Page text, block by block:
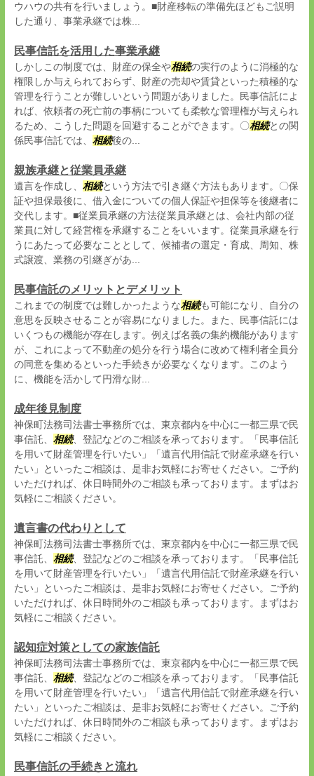
ウハウの共有を行いましょう。■財産移転の準備先ほどもご説明
した通り、事業承継では株...
民事信託を活用した事業承継
しかしこの制度では、財産の保全や相続の実行のように消極的な
権限しか与えられておらず、財産の売却や賃貸といった積極的な
管理を行うことが難しいという問題がありました。民事信託によ
れば、依頼者の死亡前の事柄についても柔軟な管理権が与えられ
るため、こうした問題を回避することができます。〇相続との関
係民事信託では、 相続後の...
親族承継と従業員承継
遺言を作成し、 相続という方法で引き継ぐ方法もあります。〇保
証や担保最後に、借入金についての個人保証や担保等を後継者に
交代します。■従業員承継の方法従業員承継とは、会社内部の従
業員に対して経営権を承継することをいいます。従業員承継を行
うにあたって必要なこととして、候補者の選定・育成、周知、株
式譲渡、業務の引継ぎがあ...
民事信託のメリットとデメリット
これまでの制度では難しかったような相続も可能になり、自分の
意思を反映させることが容易になりました。また、民事信託には
いくつもの機能が存在します。例えば名義の集約機能があります
が、これによって不動産の処分を行う場合に改めて権利者全員分
の同意を集めるといった手続きが必要なくなります。このよう
に、機能を活かして円滑な財...
成年後見制度
神保町法務司法書士事務所では、東京都内を中心に一都三県で民
事信託、 相続、登記などのご相談を承っております。「民事信託
を用いて財産管理を行いたい」「遺言代用信託で財産承継を行い
たい」といったご相談は、是非お気軽にお寄せください。ご予約
いただければ、休日時間外のご相談も承っております。まずはお
気軽にご相談ください。
遺言書の代わりとして
神保町法務司法書士事務所では、東京都内を中心に一都三県で民
事信託、 相続、登記などのご相談を承っております。「民事信託
を用いて財産管理を行いたい」「遺言代用信託で財産承継を行い
たい」といったご相談は、是非お気軽にお寄せください。ご予約
いただければ、休日時間外のご相談も承っております。まずはお
気軽にご相談ください。
認知症対策としての家族信託
神保町法務司法書士事務所では、東京都内を中心に一都三県で民
事信託、 相続、登記などのご相談を承っております。「民事信託
を用いて財産管理を行いたい」「遺言代用信託で財産承継を行い
たい」といったご相談は、是非お気軽にお寄せください。ご予約
いただければ、休日時間外のご相談も承っております。まずはお
気軽にご相談ください。
民事信託の手続きと流れ